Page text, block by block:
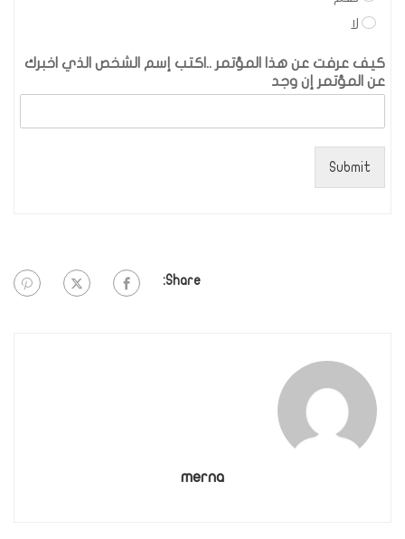
لا
كيف عرفت عن هذا المؤتمر ..اكتب إسم الشخص الذي اخبرك
عن المؤتمر إن وجد
Submit
Share:
merna